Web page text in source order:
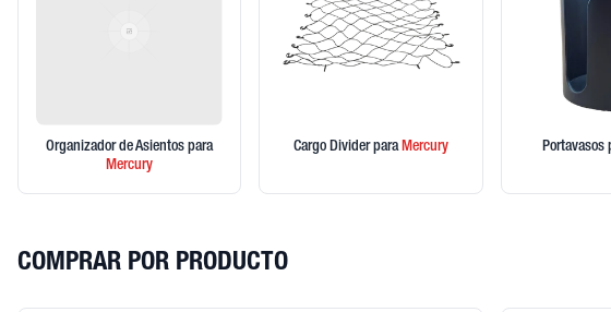
Organizador de Asientospara
Mercury
Cargo Dividerpara Mercury Portavasos
COMPRAR POR PRODUCTO